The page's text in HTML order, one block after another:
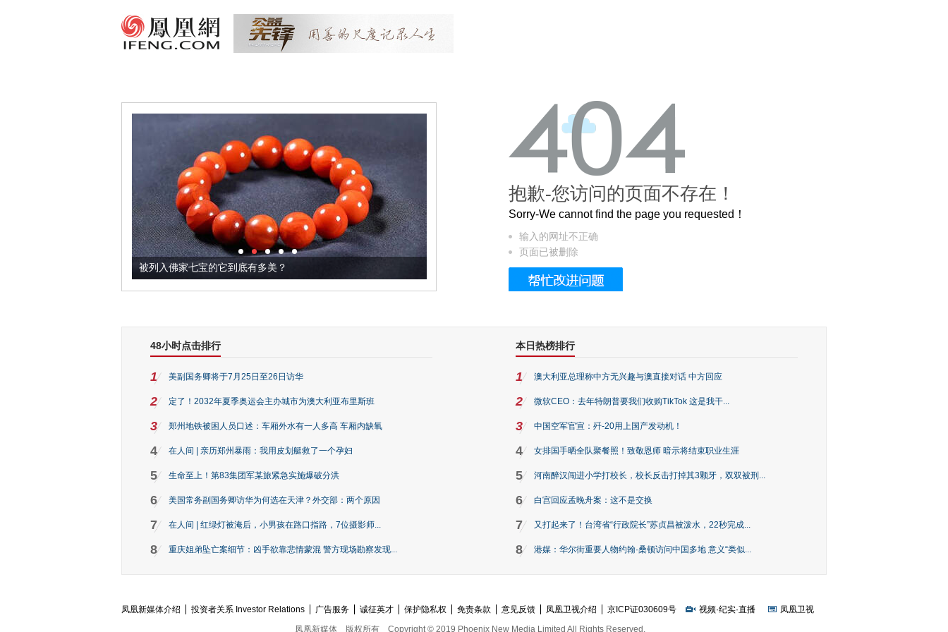
被列入佛家七宝的它到底有多美？ 这个3.2米的长卷，还原了600岁的紫禁城
抱歉-您访问的页面不存在！
Sorry-We cannot find the page you requested！
输入的网址不正确
页面已被删除
48小时点击排行
1 美副国务卿将于7月25日至26日访华
2 定了！2032年夏季奥运会主办城市为澳大利亚布里斯班
3 郑州地铁被困人员口述：车厢外水有一人多高 车厢内缺氧
4 在人间 | 亲历郑州暴雨：我用皮划艇救了一个孕妇
5 生命至上！第83集团军某旅紧急实施爆破分洪
6 美国常务副国务卿访华为何选在天津？外交部：两个原因
7 在人间 | 红绿灯被淹后，小男孩在路口指路，7位摄影师...
8 重庆姐弟坠亡案细节：凶手欲靠悲情蒙混 警方现场勘察发现...
本日热榜排行
1 澳大利亚总理称中方无兴趣与澳直接对话 中方回应
2 微软CEO：去年特朗普要我们收购TikTok 这是我干...
3 中国空军官宣：歼-20用上国产发动机！
4 女排国手晒全队聚餐照！致敬恩师 暗示将结束职业生涯
5 河南醉汉闯进小学打校长，校长反击打掉其3颗牙，双双被刑...
6 白宫回应孟晚舟案：这不是交换
7 又打起来了！台湾省“行政院长”苏贞昌被泼水，22秒完成...
8 港媒：华尔街重要人物约翰·桑顿访问中国多地 意义“类似...
凤凰新媒体介绍 投资者关系 Investor Relations 广告服务 诚征英才 保护隐私权 免责条款 意见反馈 凤凰卫视介绍 京ICP证030609号 视频·纪实·直播
凤凰卫视
凤凰新媒体
版权所有 Copyright © 2019 Phoenix New Media Limited All Rights Reserved.